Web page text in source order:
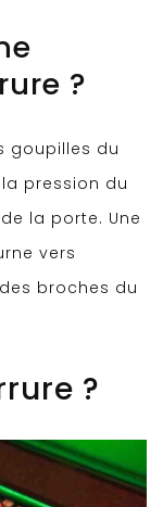
?
goupilles du
pression du
la porte. Une
vers
broches du
?